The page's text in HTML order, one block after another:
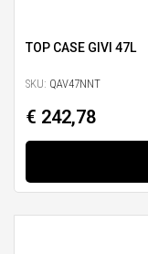
TOP CASE GIVI 47L
SKU: QAV47NNT
€ 242,78